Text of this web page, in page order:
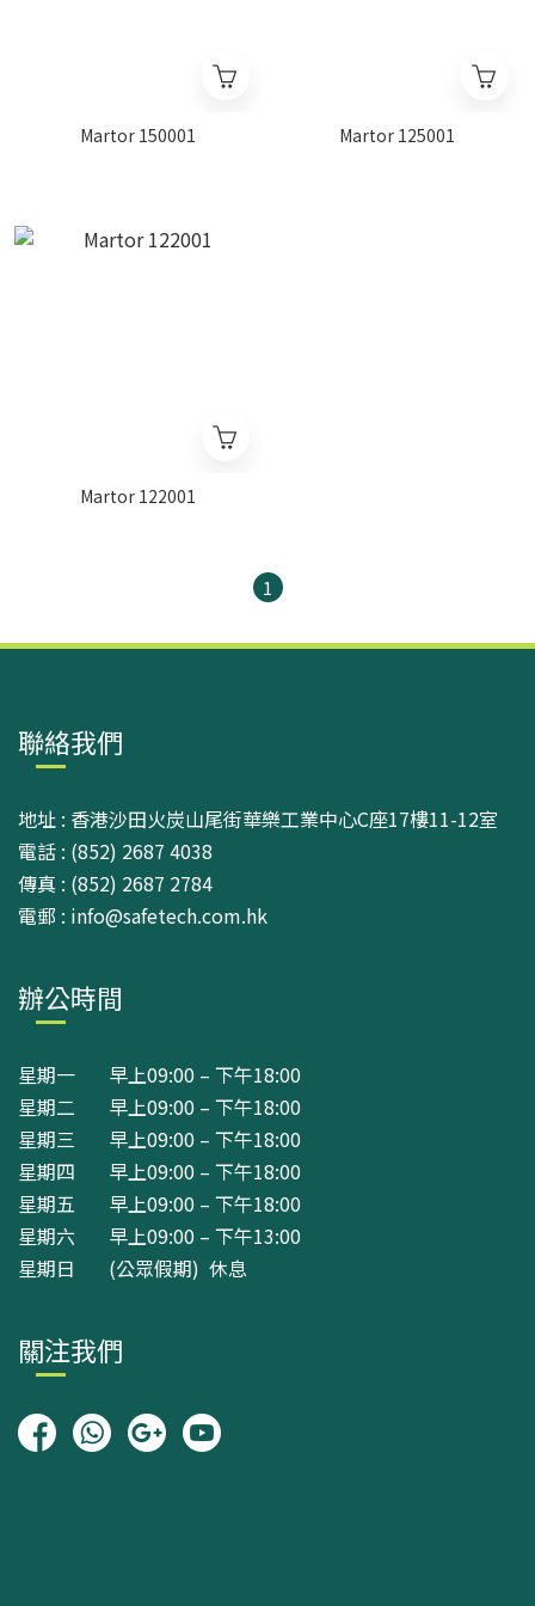
Martor 150001 Martor 125001
Martor 122001
1
聯絡我們
地址 : 香港沙田火炭山尾街華樂工業中心C座17樓11-12室
電話 : (852) 2687 4038
傳真 : (852) 2687 2784
電郵 : info@safetech.com.hk
辦公時間
星期一 早上09:00 – 下午18:00
星期二 早上09:00 – 下午18:00
星期三 早上09:00 – 下午18:00
星期四 早上09:00 – 下午18:00
星期五 早上09:00 – 下午18:00
星期六 早上09:00 – 下午13:00
星期日 (公眾假期) 休息
關注我們